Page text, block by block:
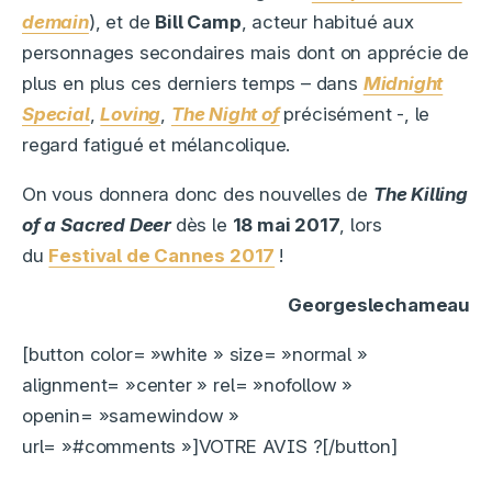
demain), et de Bill Camp , acteur habitué aux
personnages secondaires mais dont on apprécie de
plus en plus ces derniers temps – dans Midnight
Special,Loving The Night of précisément -, le
regard fatigué et mélancolique.
On vous donnera donc des nouvelles de The Killing
of a Sacred Deer dès le 18 mai 2017 , lors
du Festival de Cannes 2017 !
Georgeslechameau
[button color= »white » size= »normal »
alignment= »center » rel= »nofollow »
openin= »samewindow »
url= »#comments »]VOTRE AVIS ?[/button]